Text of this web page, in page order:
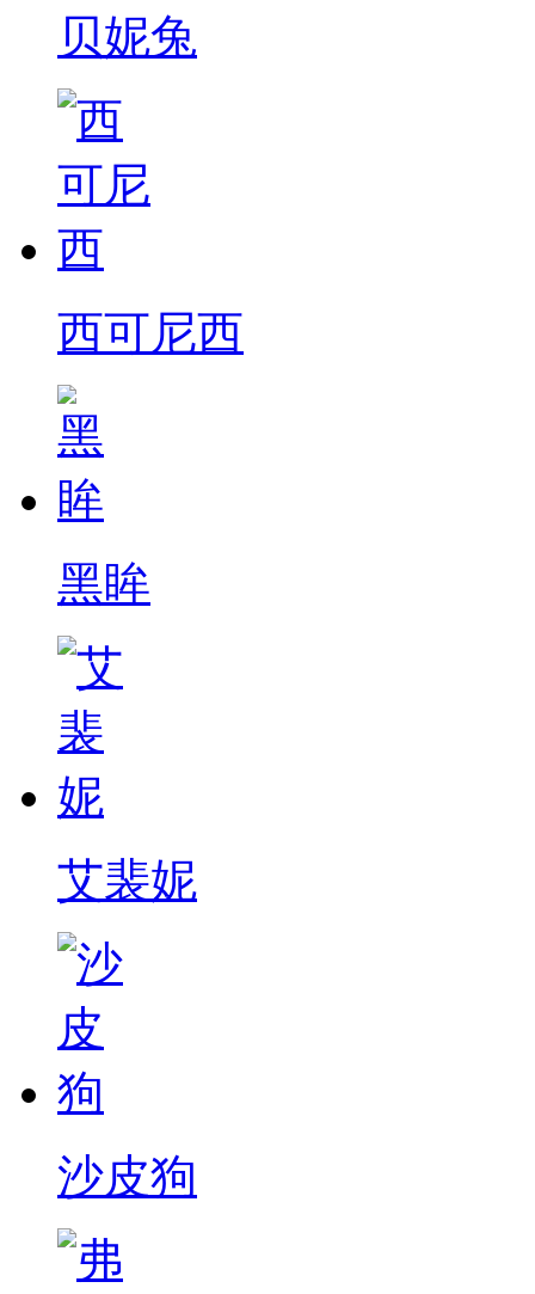
贝妮兔
西可尼西
黑眸
艾裴妮
沙皮狗